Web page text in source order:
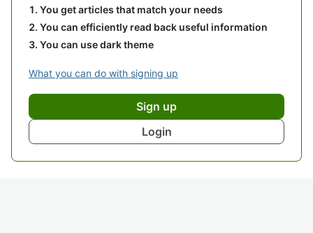
You get articles that match your needs
You can efficiently read back useful information
You can use dark theme
What you can do with signing up
Sign up
Login